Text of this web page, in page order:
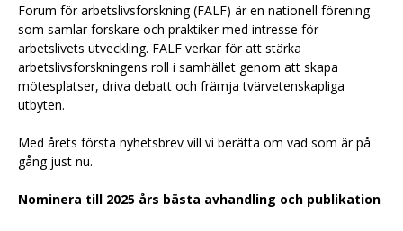
Forum för arbetslivsforskning (FALF) är en nationell förening
som samlar forskare och praktiker med intresse för
arbetslivets utveckling. FALF verkar för att stärka
arbetslivsforskningens roll i samhället genom att skapa
mötesplatser, driva debatt och främja tvärvetenskapliga
utbyten.
Med årets första nyhetsbrev vill vi berätta om vad som är på
gång just nu.
Nominera till 2025 års bästa avhandling och publikation